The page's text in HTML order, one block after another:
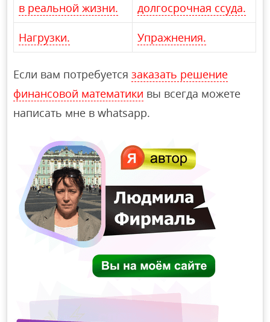
в реальной жизни.
долгосрочная ссуда.
Нагрузки. Упражнения.
Если вам потребуетсязаказать решение
финансовой математики вы всегда можете
написать мне в whatsapp.